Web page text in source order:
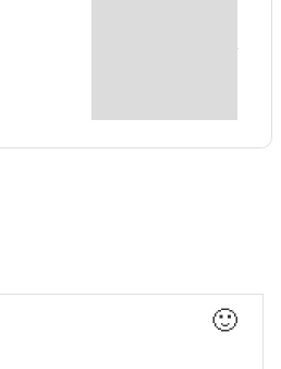
🙂